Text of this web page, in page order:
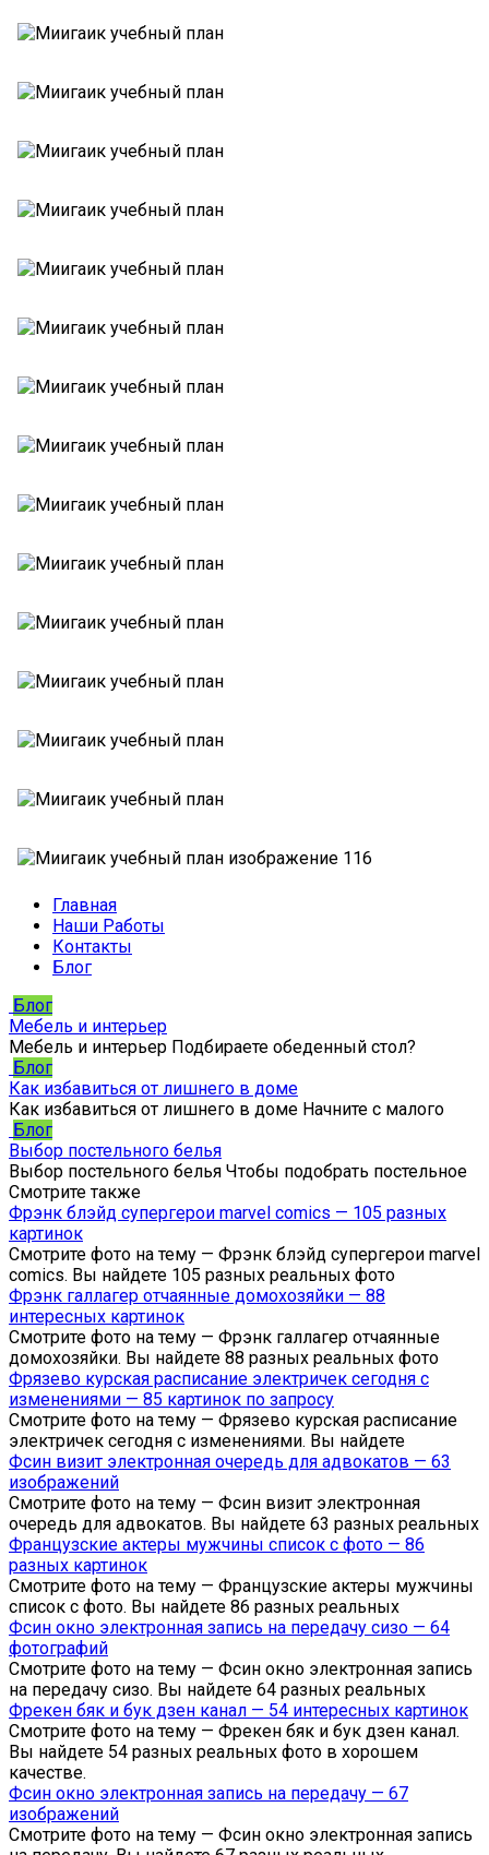
Главная
Наши Работы
Контакты
Блог
Блог
Мебель и интерьер
Мебель и интерьер Подбираете обеденный стол?
Блог
Как избавиться от лишнего в доме
Как избавиться от лишнего в доме Начните с малого
Блог
Выбор постельного белья
Выбор постельного белья Чтобы подобрать постельное
Смотрите также
Фрэнк блэйд супергерои marvel comics — 105 разных
картинок
Смотрите фото на тему — Фрэнк блэйд супергерои marvel
comics. Вы найдете 105 разных реальных фото
Фрэнк галлагер отчаянные домохозяйки — 88
интересных картинок
Смотрите фото на тему — Фрэнк галлагер отчаянные
домохозяйки. Вы найдете 88 разных реальных фото
Фрязево курская расписание электричек сегодня с
изменениями — 85 картинок по запросу
Смотрите фото на тему — Фрязево курская расписание
электричек сегодня с изменениями. Вы найдете
Фсин визит электронная очередь для адвокатов — 63
изображений
Смотрите фото на тему — Фсин визит электронная
очередь для адвокатов. Вы найдете 63 разных реальных
Французские актеры мужчины список с фото — 86
разных картинок
Смотрите фото на тему — Французские актеры мужчины
список с фото. Вы найдете 86 разных реальных
Фсин окно электронная запись на передачу сизо — 64
фотографий
Смотрите фото на тему — Фсин окно электронная запись
на передачу сизо. Вы найдете 64 разных реальных
Фрекен бяк и бук дзен канал — 54 интересных картинок
Смотрите фото на тему — Фрекен бяк и бук дзен канал.
Вы найдете 54 разных реальных фото в хорошем
качестве.
Фсин окно электронная запись на передачу — 67
изображений
Смотрите фото на тему — Фсин окно электронная запись